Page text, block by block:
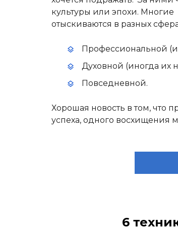
культуры или эпохи. Многие
отыскиваются в разных
Профессиональной
Духовной (иногда их
Повседневной.
Хорошая новость в том, что
успеха, одного восхищения
6